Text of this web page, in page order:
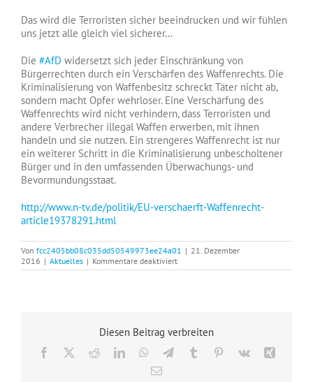
Das wird die Terroristen sicher beeindrucken und wir fühlen
uns jetzt alle gleich viel sicherer…
Die #AfD widersetzt sich jeder Einschränkung von
Bürgerrechten durch ein Verschärfen des Waffenrechts. Die
Kriminalisierung von Waffenbesitz schreckt Täter nicht ab,
sondern macht Opfer wehrloser. Eine Verschärfung des
Waffenrechts wird nicht verhindern, dass Terroristen und
andere Verbrecher illegal Waffen erwerben, mit ihnen
handeln und sie nutzen. Ein strengeres Waffenrecht ist nur
ein weiterer Schritt in die Kriminalisierung unbescholtener
Bürger und in den umfassenden Überwachungs- und
Bevormundungsstaat.
http://www.n-tv.de/politik/EU-verschaerft-Waffenrecht-
article19378291.html
Von fcc2405bb08c035dd50549973ee24a01 | 21. Dezember
2016 | Aktuelles | Kommentare deaktiviertfür
EU
Diesen Beitrag verbreiten
Facebook RedditLinkedInWhatsApp
TelegramTumblr Pinterest
Vk
E-